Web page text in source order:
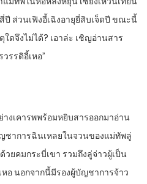
ปี​ ส่วน​เฟิงอี้​เฉิงอายุ​ยี่สิบ​เจ็ด​ปี​ ขณะนี้​
ด​จึงไม่ได้​? เอาล่ะ​ เชิญอ่าน​สาร​
รรดิ​อี้​เหอ​”
ง​เคารพ​พร้อม​หยิบ​สาร​ออกมา​อ่าน​
ชาการ​ฉิน​เห​ลย​ใน​จวน​ของ​แม่ทัพ​ลู่​
ย​คม​กระบี่​เขา​ รวมถึง​ลู่​จ่าว​ผู้​เป็น
อ​ นอกจากนี้​มีรอง​ผู้บัญชาการ​จ้าว​